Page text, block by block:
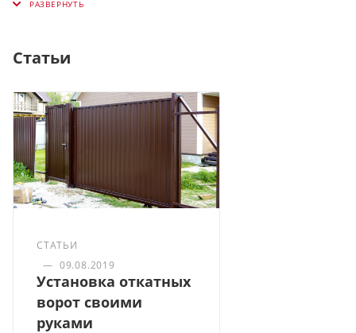
набором ваш дом станет еще удобнее и красивее! За
менеджерам по телефону указанному на сайте. Мы
рады ответить на все ваши вопросы!
Статьи
СТАТЬИ
— 09.08.2019
Установка откатных
ворот своими
руками